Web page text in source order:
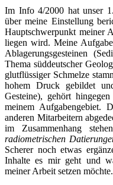
Im Info 4/2000 hat unser
über meine Einstellung
Hauptschwerpunkt meiner
liegen wird. Meine
Ablagerungsgesteinen
Thema süddeutscher
glutflüssiger Schmelze
hohem Druck gebildet
Gesteine), gehört
meinem Aufgabengebiet.
anderen Mitarbeitern
im Zusammenhang
radiometrischen
Scherer noch etwas
Inhalte es mir geht und
meiner Arbeit setzen möchte.